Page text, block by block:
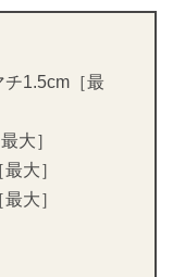
チ1.5cm［最
大］
大］
大］